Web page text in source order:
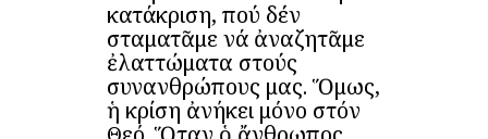
κατάκριση, πού δέν
σταματᾶμε νά ἀναζητᾶμε
ἐλαττώματα στούς
συνανθρώπους μας. Ὅμως,
ἡ κρίση ἀνήκει μόνο στόν